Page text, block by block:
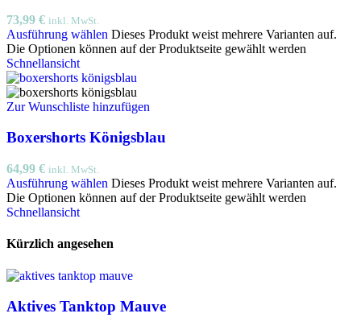
73,99 € inkl. MwSt.
Ausführung wählen Dieses Produkt weist mehrere Varianten auf.
Die Optionen können auf der Produktseite gewählt werden
Schnellansicht
Zur Wunschliste hinzufügen
Boxershorts Königsblau
64,99 € inkl. MwSt.
Ausführung wählen Dieses Produkt weist mehrere Varianten auf.
Die Optionen können auf der Produktseite gewählt werden
Schnellansicht
Kürzlich angesehen
Aktives Tanktop Mauve